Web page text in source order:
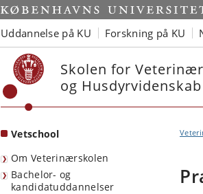
Start
Uddannelse på KU Forskning på KU
Skolen for
og Husdyrvidenskab
Vetschool
Om Veterinærskolen
Bachelor- og
kandidatuddannelser